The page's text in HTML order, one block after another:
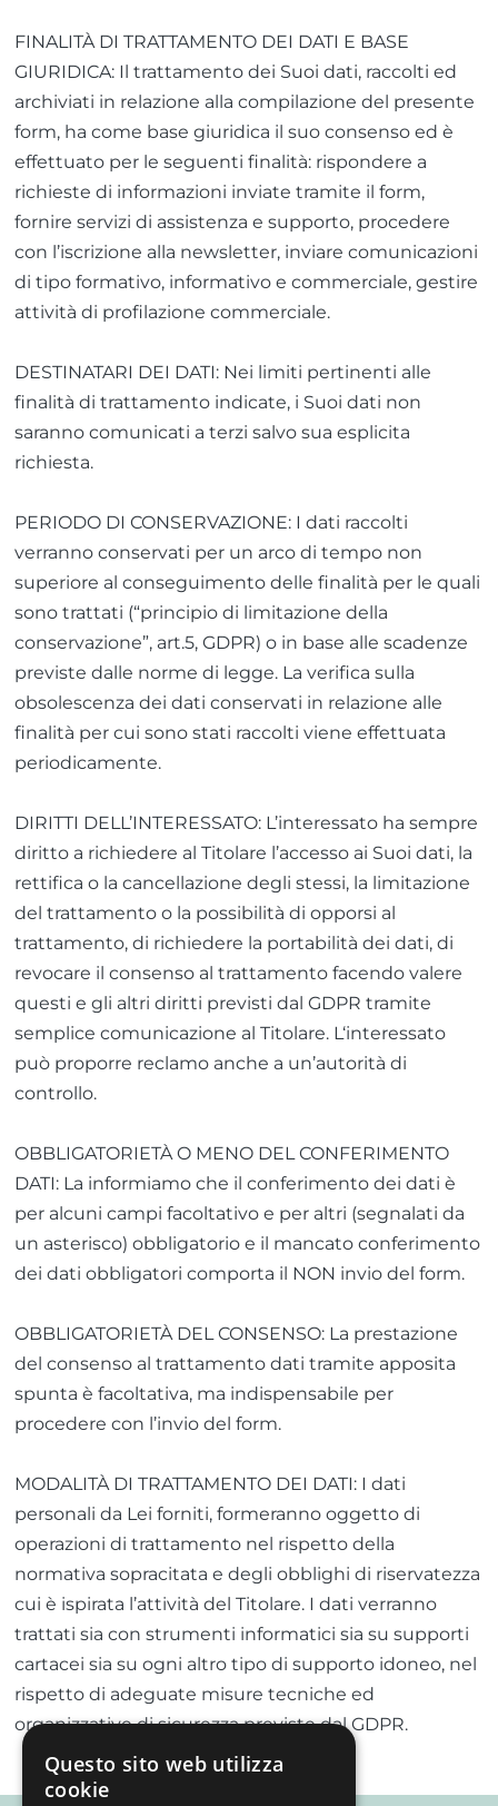
FINALITÀ DI TRATTAMENTO DEI DATI E BASE
GIURIDICA: Il trattamento dei Suoi dati, raccolti ed
archiviati in relazione alla compilazione del presente
form, ha come base giuridica il suo consenso ed è
effettuato per le seguenti finalità: rispondere a
richieste di informazioni inviate tramite il form,
fornire servizi di assistenza e supporto, procedere
con l’iscrizione alla newsletter, inviare comunicazioni
di tipo formativo, informativo e commerciale, gestire
attività di profilazione commerciale.
DESTINATARI DEI DATI: Nei limiti pertinenti alle
finalità di trattamento indicate, i Suoi dati non
saranno comunicati a terzi salvo sua esplicita
richiesta.
PERIODO DI CONSERVAZIONE: I dati raccolti
verranno conservati per un arco di tempo non
superiore al conseguimento delle finalità per le quali
sono trattati (“principio di limitazione della
conservazione”, art.5, GDPR) o in base alle scadenze
previste dalle norme di legge. La verifica sulla
obsolescenza dei dati conservati in relazione alle
finalità per cui sono stati raccolti viene effettuata
periodicamente.
DIRITTI DELL’INTERESSATO: L’interessato ha sempre
diritto a richiedere al Titolare l’accesso ai Suoi dati, la
rettifica o la cancellazione degli stessi, la limitazione
del trattamento o la possibilità di opporsi al
trattamento, di richiedere la portabilità dei dati, di
revocare il consenso al trattamento facendo valere
questi e gli altri diritti previsti dal GDPR tramite
semplice comunicazione al Titolare. L‘interessato
può proporre reclamo anche a un’autorità di
controllo.
OBBLIGATORIETÀ O MENO DEL CONFERIMENTO
DATI: La informiamo che il conferimento dei dati è
per alcuni campi facoltativo e per altri (segnalati da
un asterisco) obbligatorio e il mancato conferimento
dei dati obbligatori comporta il NON invio del form.
OBBLIGATORIETÀ DEL CONSENSO: La prestazione
del consenso al trattamento dati tramite apposita
spunta è facoltativa, ma indispensabile per
procedere con l’invio del form.
MODALITÀ DI TRATTAMENTO DEI DATI: I dati
personali da Lei forniti, formeranno oggetto di
operazioni di trattamento nel rispetto della
normativa sopracitata e degli obblighi di riservatezza
cui è ispirata l’attività del Titolare. I dati verranno
trattati sia con strumenti informatici sia su supporti
cartacei sia su ogni altro tipo di supporto idoneo, nel
rispetto di adeguate misure tecniche ed
organizzative di sicurezza previste dal GDPR.
Questo sito web utilizza
cookie